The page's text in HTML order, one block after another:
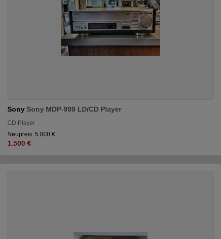
Sony Sony MDP-999 LD/CD Player
CD Player
Neupreis: 5.000 €
1.500 €